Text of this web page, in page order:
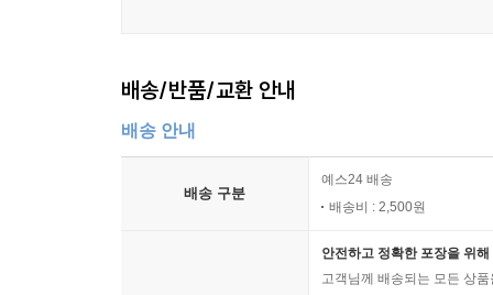
배송/반품/교환 안내
배송 안내
배송 구분
예스24 배송
배송비 : 2,500원
안전하고 정확한 포장을 위
고객님께 배송되는 모든 상